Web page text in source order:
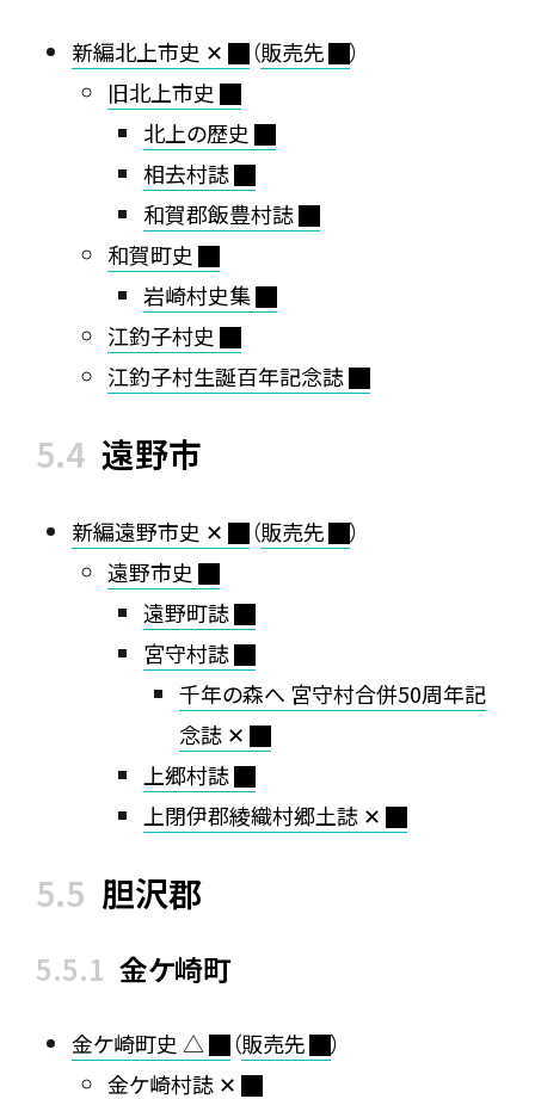
新編北上市史 ✕ （販売先
）
旧北上市史
北上の歴史
相去村誌
和賀郡飯豊村誌
和賀町史
岩崎村史集
江釣子村史
江釣子村生誕百年記念誌
遠野市
新編遠野市史 ✕ （販売先
）
遠野市史
遠野町誌
宮守村誌
千年の森へ 宮守村合併50周年記
念誌 ✕
上郷村誌
上閉伊郡綾織村郷土誌 ✕
胆沢郡
金ケ崎町
金ケ崎町史 △ （販売先
）
金ケ崎村誌 ✕